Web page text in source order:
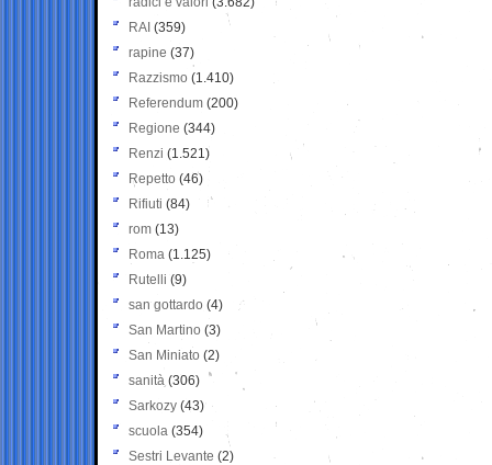
RAI (359)
rapine (37)
Razzismo (1.410)
Referendum (200)
Regione (344)
Renzi (1.521)
Repetto (46)
Rifiuti (84)
rom (13)
Roma (1.125)
Rutelli (9)
san gottardo (4)
San Martino (3)
San Miniato (2)
sanità (306)
Sarkozy (43)
scuola (354)
Sestri Levante (2)